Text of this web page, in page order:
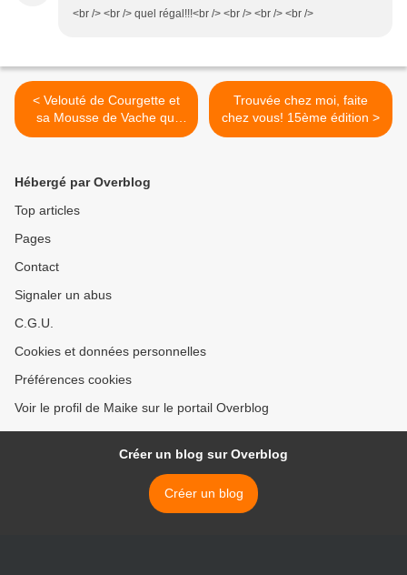
<br /> <br /> quel régal!!!<br /> <br /> <br /> <br />
< Velouté de Courgette et
sa Mousse de Vache qui
rit®
Trouvée chez moi, faite
chez vous! 15ème édition >
Hébergé par Overblog
Top articles
Pages
Contact
Signaler un abus
C.G.U.
Cookies et données personnelles
Préférences cookies
Voir le profil de Maike sur le portail Overblog
Créer un blog sur Overblog
Créer un blog